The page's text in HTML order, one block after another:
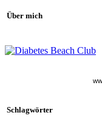
Über mich
Schlagwörter